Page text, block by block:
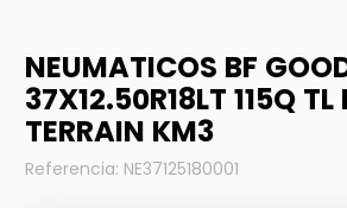
NEUMATICOS BF
37X12.50R18LT 115Q TL
TERRAIN KM3
Referencia: NE37125180001